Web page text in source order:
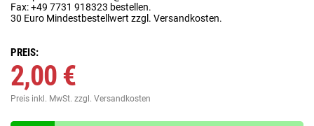
Fax: +49 7731 918323 bestellen.
30 Euro Mindestbestellwert zzgl. Versandkosten.
PREIS:
2,00 €
Preis inkl. MwSt. zzgl. Versandkosten